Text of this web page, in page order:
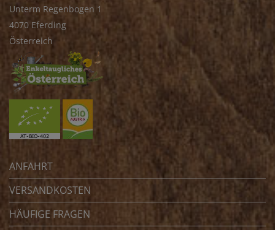
Unterm Regenbogen 1
4070 Eferding
Österreich
ANFAHRT
VERSANDKOSTEN
HÄUFIGE FRAGEN